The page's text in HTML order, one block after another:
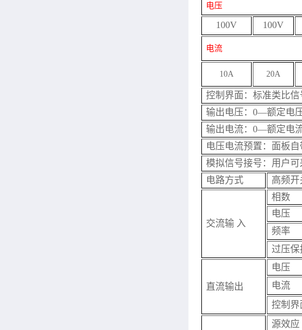
电压
100V 100V
电流
10A 20A
控制界面 ：标准类比
输出电压：0—额定电
输出电流：0—额定电
电压电流预置：面板
模拟信号接号：用户可
电路方式
高频开
交流输 入
相数
电压
频率
过压保
直流输出
电压
电流
控制界
源效应